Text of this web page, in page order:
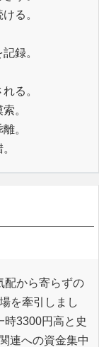
る。
録。
る。
。
。
配から寄らずの
を牽引しまし
時3300円高と史
連への資金集中